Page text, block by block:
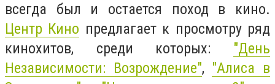
всегда был и остается поход в кино.
Центр Кино предлагает к просмотру ряд
кинохитов, среди которых: "День
Независимости: Возрождение", "Алиса в